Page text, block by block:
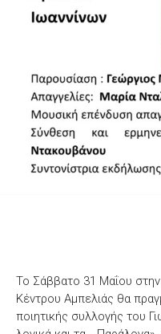
Το Σάββατο 31 Μαΐου
Κέντρου Αμπελιάς θα
ποιητικής συλλογής του